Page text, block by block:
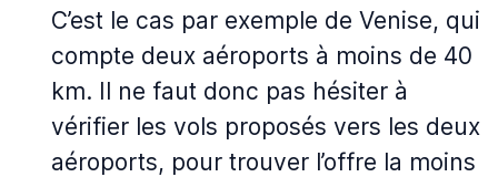
C’est le cas par exemple de Venise, qui
compte deux aéroports à moins de 40
km. Il ne faut donc pas hésiter à
vérifier les vols proposés vers les deux
aéroports, pour trouver l’offre la moins